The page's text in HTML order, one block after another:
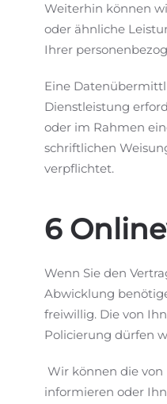
Weiterhin können
oder ähnliche
Ihrer
Eine
Dienstleistung
oder im Rahmen
schriftlichen
verpflichtet.
6
Wenn Sie den
Abwicklung
freiwillig. Die von
Policierung dürfen
Wir können die
informieren oder